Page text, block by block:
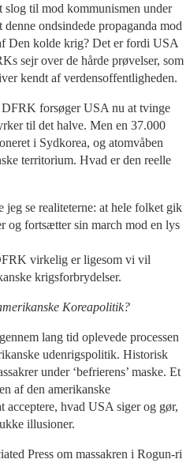
til mod kommunismen under
ondsindede propaganda mod
Den kolde krig? Det er fordi USA
sejr over de hårde prøvelser, som
kendt af verdensoffentligheden.
DFRK forsøger USA nu at tvinge
til det halve. Men en 37.000
i Sydkorea, og atomvåben
territorium. Hvad er den reelle
se realiteterne: at hele folket gik
og fortsætter sin march mod en lys
virkelig er ligesom vi vil
krigsforbrydelser.
Koreapolitik?
lang tid oplevede processen
udenrigspolitik. Historisk
under ‘befrierens’ maske. Et
af den amerikanske
hvad USA siger og gør,
illusioner.
Press om massakren i Rogun-ri